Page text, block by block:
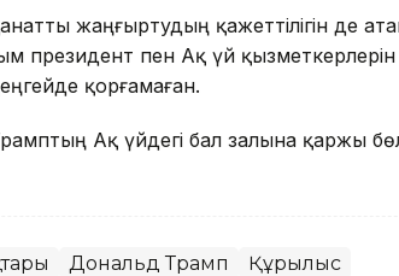
жаңғыртудың қажеттілігін де
президент пен Ақ үй
қорғамаған.
Ақ үйдегі бал залына қаржы
Дональд Трамп Құрылыс